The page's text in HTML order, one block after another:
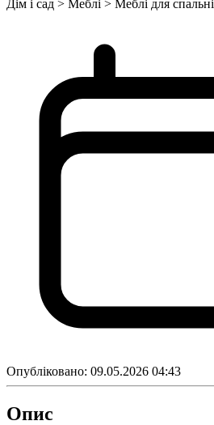
Дім і сад > Меблі > Меблі для спальні
Опубліковано: 09.05.2026 04:43
Опис